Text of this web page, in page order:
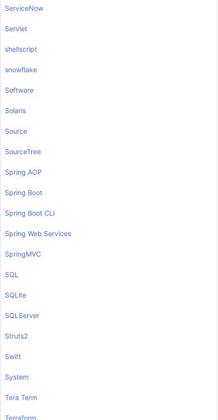
ServiceNow
Servlet
shellscript
snowflake
Software
Solaris
Source
SourceTree
Spring AOP
Spring Boot
Spring Boot CLI
Spring Web Services
SpringMVC
SQL
SQLite
SQLServer
Struts2
Swift
System
Tera Term
Terraform